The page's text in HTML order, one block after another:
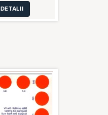
DETALII